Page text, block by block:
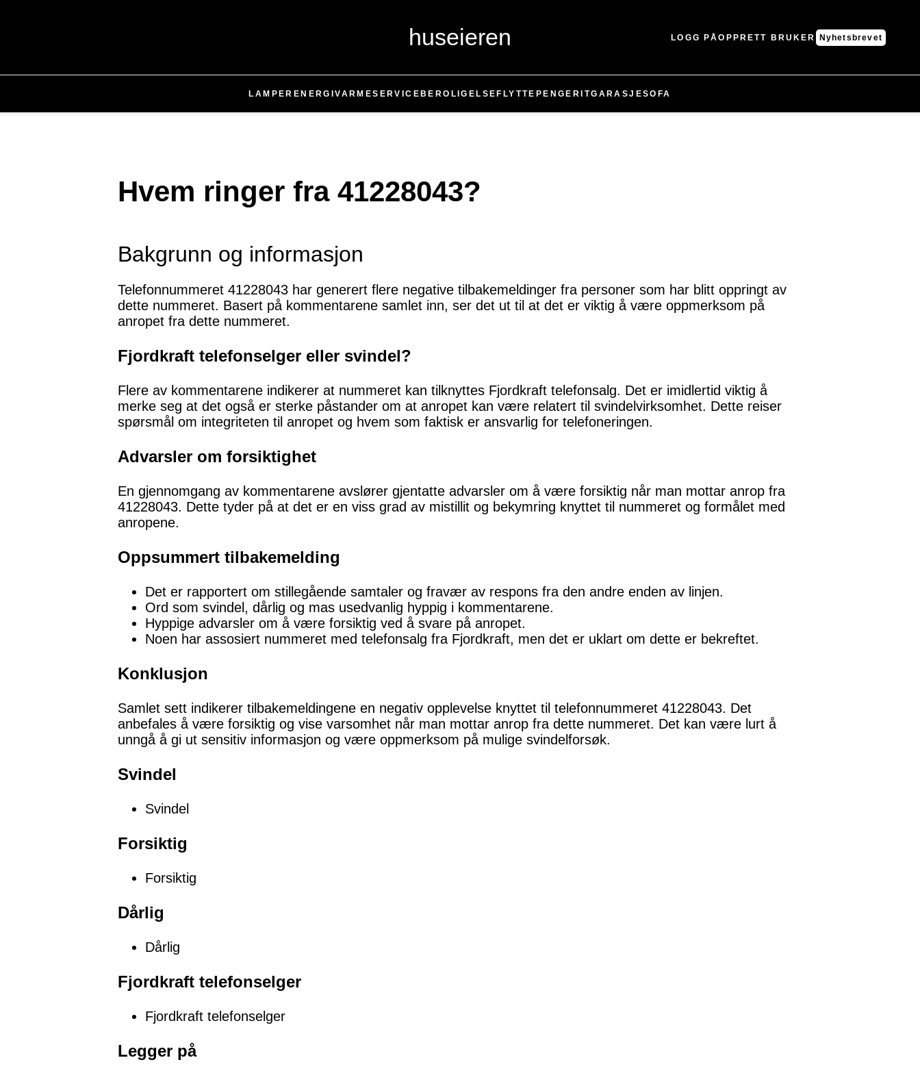
huseieren LOGG PÅOPPRETT BRUKER Nyhetsbrevet
LAMPER ENERGIVARMESERVICE BEROLIGELSE FLYTTE PENGER ITGARASJESOFA
Hvem ringer fra 41228043?
Bakgrunn og informasjon
Telefonnummeret 41228043 har generert flere negative tilbakemeldinger fra personer som har blitt oppringt av
dette nummeret. Basert på kommentarene samlet inn, ser det ut til at det er viktig å være oppmerksom på
anropet fra dette nummeret.
Fjordkraft telefonselger eller svindel?
Flere av kommentarene indikerer at nummeret kan tilknyttes Fjordkraft telefonsalg. Det er imidlertid viktig å
merke seg at det også er sterke påstander om at anropet kan være relatert til svindelvirksomhet. Dette reiser
spørsmål om integriteten til anropet og hvem som faktisk er ansvarlig for telefoneringen.
Advarsler om forsiktighet
En gjennomgang av kommentarene avslører gjentatte advarsler om å være forsiktig når man mottar anrop fra
41228043. Dette tyder på at det er en viss grad av mistillit og bekymring knyttet til nummeret og formålet med
anropene.
Oppsummert tilbakemelding
Det er rapportert om stillegående samtaler og fravær av respons fra den andre enden av linjen.
Ord som svindel, dårlig og mas usedvanlig hyppig i kommentarene.
Hyppige advarsler om å være forsiktig ved å svare på anropet.
Noen har assosiert nummeret med telefonsalg fra Fjordkraft, men det er uklart om dette er bekreftet.
Konklusjon
Samlet sett indikerer tilbakemeldingene en negativ opplevelse knyttet til telefonnummeret 41228043. Det
anbefales å være forsiktig og vise varsomhet når man mottar anrop fra dette nummeret. Det kan være lurt å
unngå å gi ut sensitiv informasjon og være oppmerksom på mulige svindelforsøk.
Svindel
Svindel
Forsiktig
Forsiktig
Dårlig
Dårlig
Fjordkraft telefonselger
Fjordkraft telefonselger
Legger på